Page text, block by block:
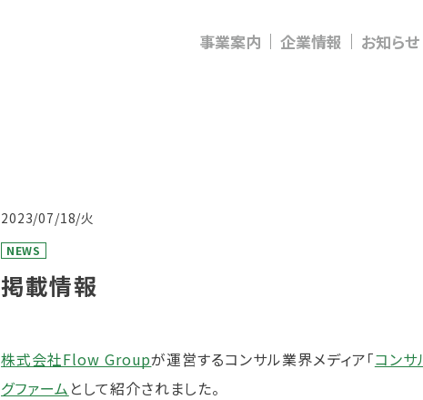
事業案内 企業情報 お知らせ
2023/07/18/火
NEWS
掲載情報
株式会社Flow Groupが運営するコンサル業界メディア「コンサ
グファーム として紹介されました。